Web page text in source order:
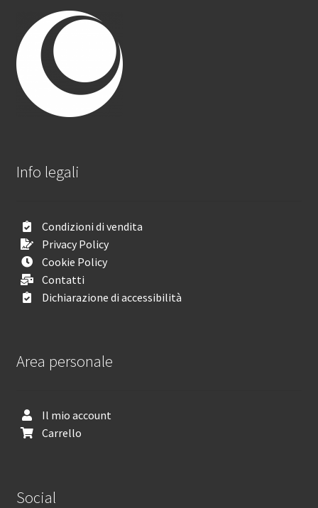
Info legali
Condizioni di vendita
Privacy Policy
Cookie Policy
Contatti
Dichiarazione di accessibilità
Area personale
Il mio account
Carrello
Social